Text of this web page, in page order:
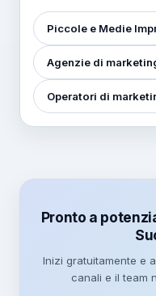
Piccole e Medie
Agenzie di
Operatori di
Pronto a
Inizi gratuitamente e
canali e il team